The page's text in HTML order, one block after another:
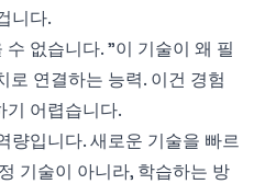
니다.
없습니다. "이 기술이 왜 필
로 연결하는 능력. 이건 경험
기 어렵습니다.
량입니다. 새로운 기술을 빠르
기술이 아니라, 학습하는 방